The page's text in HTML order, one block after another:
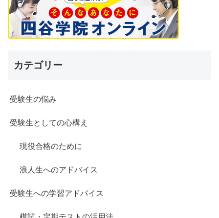
カテゴリー
受験生の悩み
受験生としての心構え
現役合格のために
浪人生へのアドバイス
受験生への学習アドバイス